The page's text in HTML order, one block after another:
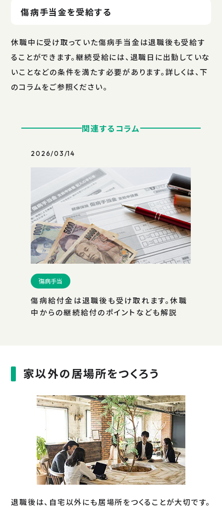
傷病手当金を受給する
休職中に受け取っていた傷病手当金は退職後も受給す
ることができます。継続受給には、退職日に出勤していな
いことなどの条件を満たす必要があります。詳しくは、下
のコラムをご参照ください。
関連するコラム
2026/03/14
傷病手当
傷病給付金は退職後も受け取れます。休職
中からの継続給付のポイントなども解説
家以外の居場所をつくろう
退職後は、自宅以外にも居場所をつくることが大切です。